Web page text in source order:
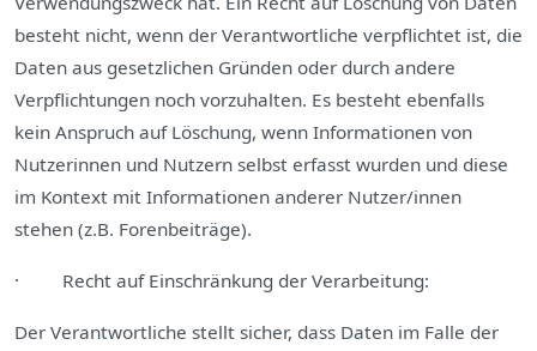
besteht nicht, wenn der Verantwortliche verpflichtet ist, die
Daten aus gesetzlichen Gründen oder durch andere
Verpflichtungen noch vorzuhalten. Es besteht ebenfalls
kein Anspruch auf Löschung, wenn Informationen von
Nutzerinnen und Nutzern selbst erfasst wurden und diese
im Kontext mit Informationen anderer Nutzer/innen
stehen (z.B. Forenbeiträge).
· Recht auf Einschränkung der Verarbeitung:
Der Verantwortliche stellt sicher, dass Daten im Falle der